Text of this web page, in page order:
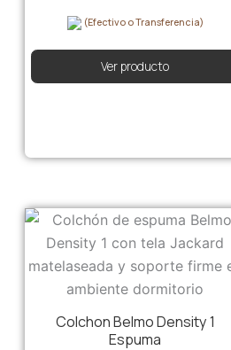
(Efectivo o Transferencia)
Ver producto
Colchon Belmo Density 1
Espuma